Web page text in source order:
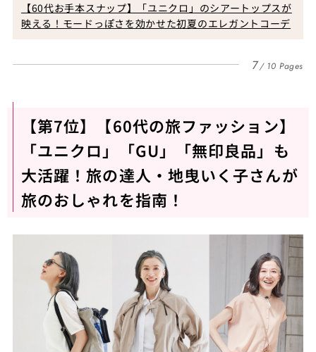
【60代お手本スナップ】「ユニクロ」のシアートップスが
映える！モードっぽさを効かせた初夏のエレガントコーデ
7 10 Pages
【第7位】【60代の旅ファッション】
「ユニクロ」「GU」「無印良品」も
大活躍！旅の達人・地曳いく子さんが
旅のおしゃれを指南！